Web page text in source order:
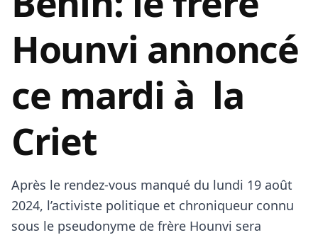
Hounvi annoncé
ce mardi à la
Criet
Après le rendez-vous manqué du lundi 19 août
2024, l’activiste politique et chroniqueur connu
sous le pseudonyme de frère Hounvi sera